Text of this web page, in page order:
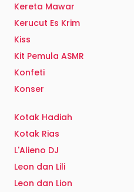
Kereta Mawar
Kerucut Es Krim
Kiss
Kit Pemula ASMR
Konfeti
Konser
Kotak Hadiah
Kotak Rias
L'Alieno DJ
Leon dan Lili
Leon dan Lion